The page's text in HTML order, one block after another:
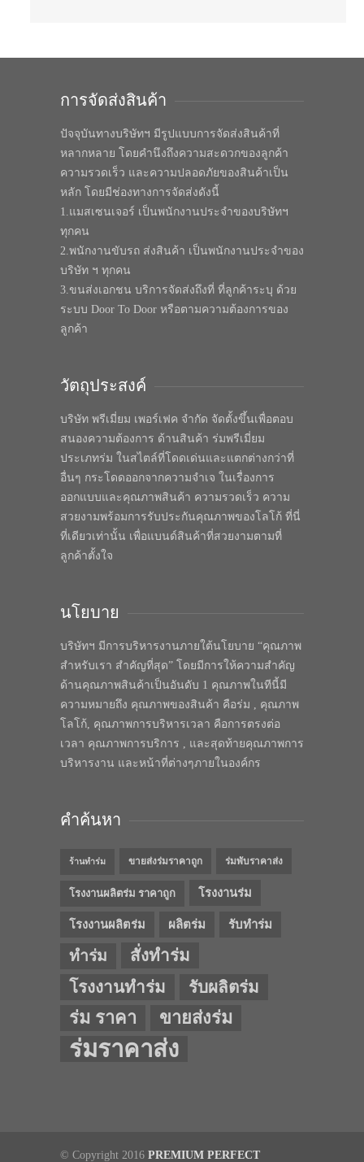
การจัดส่งสินค้า
ปัจจุบันทางบริษัทฯ มีรูปแบบการจัดส่งสินค้าที่
หลากหลาย โดยคำนึงถึงความสะดวกของลูกค้า
ความรวดเร็ว และความปลอดภัยของสินค้าเป็น
หลัก โดยมีช่องทางการจัดส่งดังนี้
1.แมสเซนเจอร์ เป็นพนักงานประจำของบริษัทฯ
ทุกคน
2.พนักงานขับรถ ส่งสินค้า เป็นพนักงานประจำของ
บริษัท ฯ ทุกคน
3.ขนส่งเอกชน บริการจัดส่งถึงที่ ที่ลูกค้าระบุ ด้วย
ระบบ Door To Door หรือตามความต้องการของ
ลูกค้า
วัตถุประสงค์
บริษัท พรีเมี่ยม เพอร์เฟค จำกัด จัดตั้งขึ้นเพื่อตอบ
สนองความต้องการ ด้านสินค้า ร่มพรีเมี่ยม
ประเภทร่ม ในสไตล์ที่โดดเด่นและแตกต่างกว่าที่
อื่นๆ กระโดดออกจากความจำเจ ในเรื่องการ
ออกแบบและคุณภาพสินค้า ความรวดเร็ว ความ
สวยงามพร้อมการรับประกันคุณภาพของโลโก้ ที่นี่
ที่เดียวเท่านั้น เพื่อแบนด์สินค้าที่สวยงามตามที่
ลูกค้าตั้งใจ
นโยบาย
บริษัทฯ มีการบริหารงานภายใต้นโยบาย “คุณภาพ
สำหรับเรา สำคัญที่สุด” โดยมีการให้ความสำคัญ
ด้านคุณภาพสินค้าเป็นอันดับ 1 คุณภาพในทีนี้มี
ความหมายถึง คุณภาพของสินค้า คือร่ม , คุณภาพ
โลโก้, คุณภาพการบริหารเวลา คือการตรงต่อ
เวลา คุณภาพการบริการ , และสุดท้ายคุณภาพการ
บริหารงาน และหน้าที่ต่างๆภายในองค์กร
คำค้นหา
ร้านทำร่ม ขายส่งร่มราคาถูก ร่มพับราคาส่ง
โรงงานผลิตร่ม ราคาถูก โรงงานร่ม
โรงงานผลิตร่ม ผลิตร่ม รับทำร่ม
ทำร่ม
สั่งทำร่ม
โรงงานทำร่ม
รับผลิตร่ม
ร่ม ราคา ขายส่งร่ม
ร่มราคาส่ง
© Copyright 2016 PREMIUM PERFECT